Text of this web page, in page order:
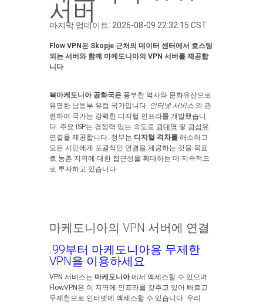
서버
마지막 업데이트: 2026-08-09 22:32:15 CST
Flow VPN은 Skopje 근처의 데이터 센터에서 호스팅
되는 서버와 함께 마케도니아의 VPN 서버를 제공합
니다.
북마케도니아 공화국은 풍부한 역사와 문화유산으로
유명한 남동부 유럽 국가입니다. 인터넷 서비스 와 관
련하여 국가는 강력한 디지털 인프라를 개발했습니
다. 주요 ISP는 경쟁력 있는 속도로 광대역 및 광섬유
연결을 제공합니다. 정부는 디지털 격차를 해소하고
모든 시민에게 포괄적인 연결을 제공하는 것을 목표
로 농촌 지역에 대한 접근성을 확대하는 데 지속적으
로 투자하고 있습니다.
마케도니아의 VPN 서버에 연결
.99부터 마케도니아용 무제한
VPN을 이용하세요
VPN 서비스는 마케도니아에서 액세스할 수 있으며
FlowVPN은 이 지역에 인프라를 갖추고 있어 빠르고
무제한으로 인터넷에 액세스할 수 있습니다. 우리